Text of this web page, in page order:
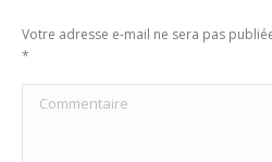
Votre adresse e-mail ne sera pas
*
Commentaire